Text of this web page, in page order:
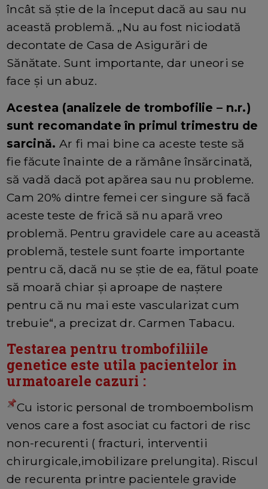
încât să știe de la început dacă au sau nu
această problemă. „Nu au fost niciodată
decontate de Casa de Asigurări de
Sănătate. Sunt importante, dar uneori se
face și un abuz.
Acestea (analizele de trombofilie – n.r.)
sunt recomandate în primul trimestru de
sarcină. Ar fi mai bine ca aceste teste să
fie făcute înainte de a rămâne însărcinată,
să vadă dacă pot apărea sau nu probleme.
Cam 20% dintre femei cer singure să facă
aceste teste de frică să nu apară vreo
problemă. Pentru gravidele care au această
problemă, testele sunt foarte importante
pentru că, dacă nu se știe de ea, fătul poate
să moară chiar și aproape de naștere
pentru că nu mai este vascularizat cum
trebuie“, a precizat dr. Carmen Tabacu.
Testarea pentru trombofiliile
genetice este utila pacientelor in
urmatoarele cazuri :
Cu istoric personal de tromboembolism
venos care a fost asociat cu factori de risc
non-recurenti ( fracturi, interventii
chirurgicale,imobilizare prelungita). Riscul
de recurenta printre pacientele gravide